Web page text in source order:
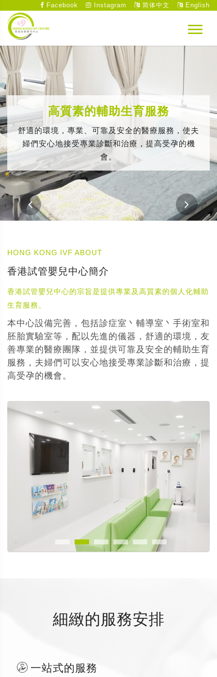
Facebook Instagram 简体中文 English
高質素的輔助生育服務
舒適的環境，專業、可靠及安全的醫療服務，使夫
婦們安心地接受專業診斷和治療，提高受孕的機
會。
HONG KONG IVF ABOUT
香港試管嬰兒中心簡介
香港試管嬰兒中心的宗旨是提供專業及高質素的個人化輔助
生育服務。
本中心設備完善，包括診症室丶輔導室丶手術室和
胚胎實驗室等，配以先進的儀器，舒適的環境，友
善專業的醫療團隊，並提供可靠及安全的輔助生育
服務，夫婦們可以安心地接受專業診斷和治療，提
高受孕的機會。
細緻的服務安排
一站式的服務